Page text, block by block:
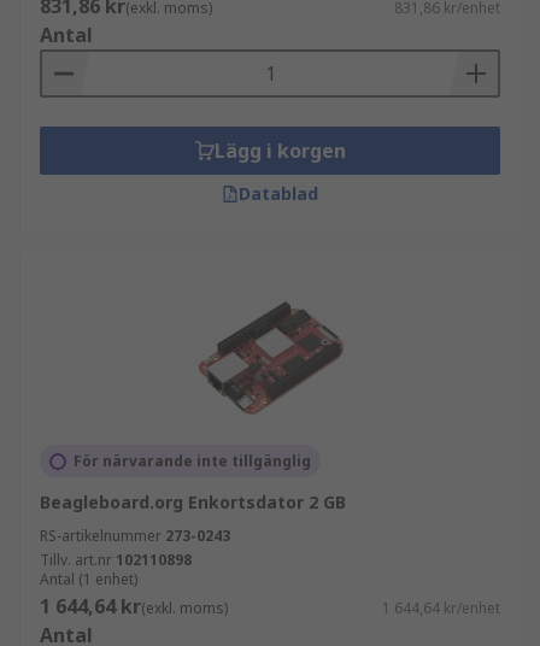
831,86 kr(exkl. moms) 831,86 kr/enhet
Antal
Lägg i korgen
Datablad
För närvarande inte tillgänglig
Beagleboard.org Enkortsdator 2 GB
RS-artikelnummer 273-0243
Tillv. art.nr 102110898
Antal (1 enhet)
1 644,64 kr(exkl. moms) 1 644,64 kr/enhet
Antal